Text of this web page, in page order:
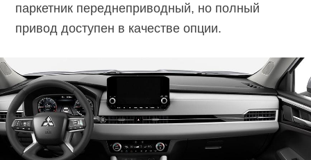
паркетник переднеприводный, но полный
привод доступен в качестве опции.